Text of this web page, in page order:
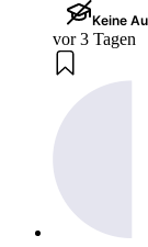
Keine
vor 3 Tagen